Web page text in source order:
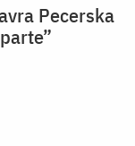
Pecerska